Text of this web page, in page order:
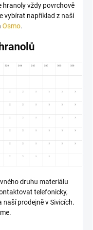
hranoly vždy povrchově
vybírat například z naší
Osmo.
druhu materiálu
telefonicky,
prodejně v Sivicích.